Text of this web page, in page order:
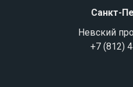
Санкт-
Невский
+7 (812)